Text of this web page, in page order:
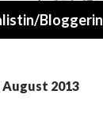
Bloggerin
2013